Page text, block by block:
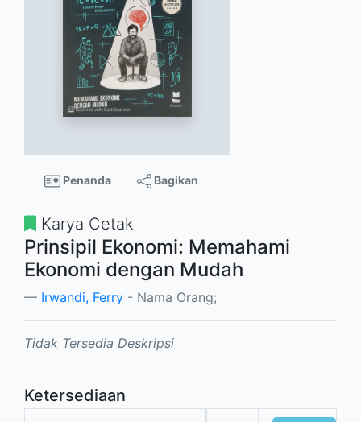
Penanda Bagikan
Karya Cetak
Prinsipil Ekonomi: Memahami
Ekonomi dengan Mudah
Irwandi, Ferry - Nama Orang;
Tidak Tersedia Deskripsi
Ketersediaan